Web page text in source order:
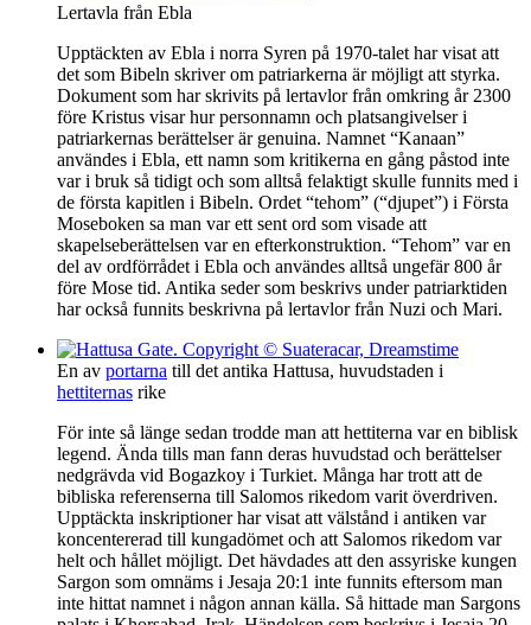
Lertavla från Ebla
Upptäckten av Ebla i norra Syren på 1970-talet har visat att
det som Bibeln skriver om patriarkerna är möjligt att styrka.
Dokument som har skrivits på lertavlor från omkring år 2300
före Kristus visar hur personnamn och platsangivelser i
patriarkernas berättelser är genuina. Namnet “Kanaan”
användes i Ebla, ett namn som kritikerna en gång påstod inte
var i bruk så tidigt och som alltså felaktigt skulle funnits med i
de första kapitlen i Bibeln. Ordet “tehom” (“djupet”) i Första
Moseboken sa man var ett sent ord som visade att
skapelseberättelsen var en efterkonstruktion. “Tehom” var en
del av ordförrådet i Ebla och användes alltså ungefär 800 år
före Mose tid. Antika seder som beskrivs under patriarktiden
har också funnits beskrivna på lertavlor från Nuzi och Mari.
En av portarna till det antika Hattusa, huvudstaden i
hettiternas rike
För inte så länge sedan trodde man att hettiterna var en biblisk
legend. Ända tills man fann deras huvudstad och berättelser
nedgrävda vid Bogazkoy i Turkiet. Många har trott att de
bibliska referenserna till Salomos rikedom varit överdriven.
Upptäckta inskriptioner har visat att välstånd i antiken var
koncentererad till kungadömet och att Salomos rikedom var
helt och hållet möjligt. Det hävdades att den assyriske kungen
Sargon som omnäms i Jesaja 20:1 inte funnits eftersom man
inte hittat namnet i någon annan källa. Så hittade man Sargons